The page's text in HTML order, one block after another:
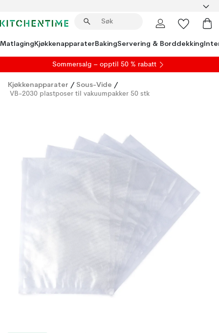
MatlagingKjøkkenapparaterBakingServering & Borddekking
Sommersalg – opptil 50 % rabatt
Kjøkkenapparater / Sous-Vide /
VB-2030 plastposer til vakuumpakker 50 stk